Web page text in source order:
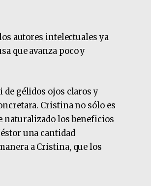
autores intelectuales ya
que avanza poco y
de gélidos ojos claros y
Cristina no sólo es
naturalizado los beneficios
una cantidad
a Cristina, que los